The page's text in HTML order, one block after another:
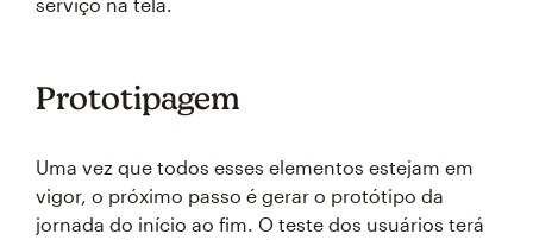
Prototipagem
Uma vez que todos esses elementos estejam em
vigor, o próximo passo é gerar o protótipo da
jornada do início ao fim. O teste dos usuários terá